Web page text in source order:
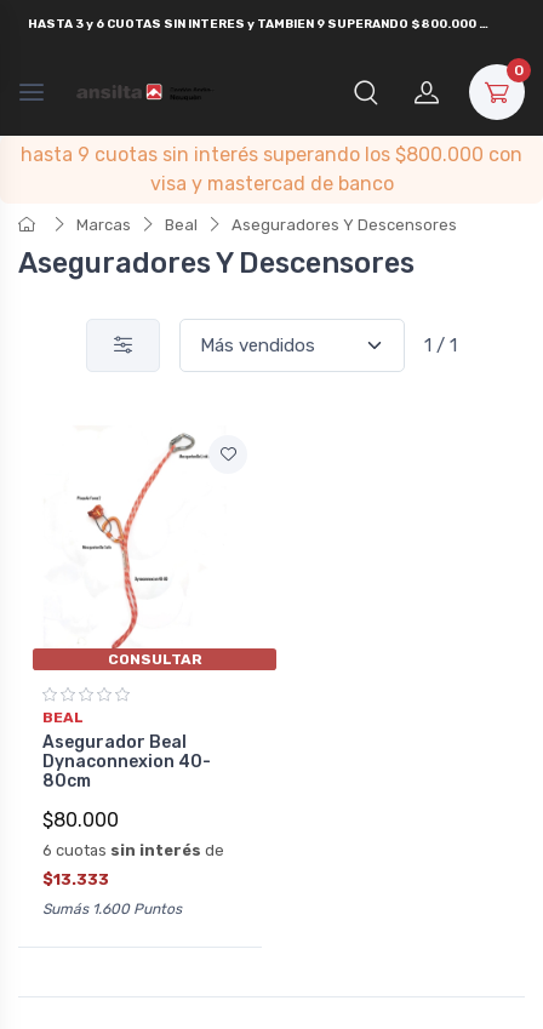
HASTA 3 y 6 CUOTAS SIN INTERES y TAMBIEN 9 SUPERANDO $800.000 CON
0
hasta 9 cuotas sin interés superando los $800.000 con
visa y mastercad de banco
Marcas Beal Aseguradores Y Descensores
Aseguradores Y Descensores
1 / 1
CONSULTAR
BEAL
Asegurador Beal
Dynaconnexion 40-
80cm
$80.000
6 cuotas sin interés de
$13.333
Sumás 1.600 Puntos